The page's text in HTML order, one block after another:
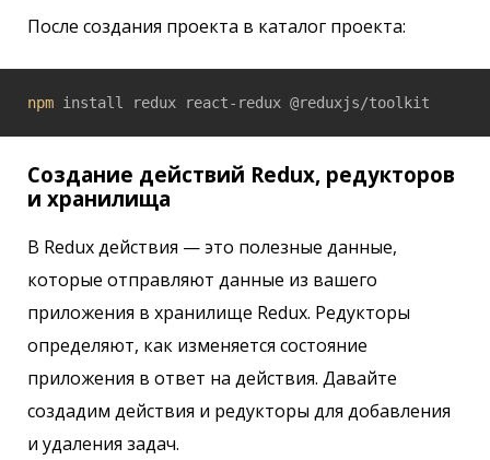
После создания проекта в каталог проекта:
npm install redux react-redux @reduxjs/toolkit
Создание действий Redux, редукторов
и хранилища
В Redux действия — это полезные данные,
которые отправляют данные из вашего
приложения в хранилище Redux. Редукторы
определяют, как изменяется состояние
приложения в ответ на действия. Давайте
создадим действия и редукторы для добавления
и удаления задач.